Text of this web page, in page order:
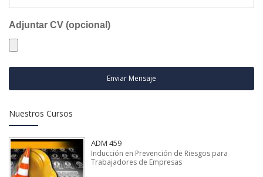
Adjuntar CV (opcional)
Enviar Mensaje
Nuestros Cursos
ADM 459
Inducción en Prevención de Riesgos para
Trabajadores de Empresas